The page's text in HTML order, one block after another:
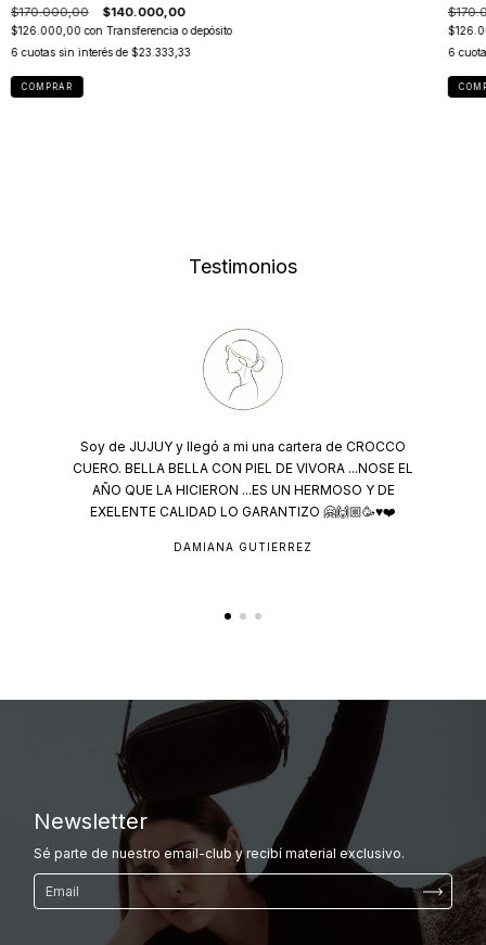
$170.000,00 $140.000,00
$126.000,00con Transferencia o depósito
6 cuotas sin interés de $23.333,33
COMPRAR
6
Testimonios
Soy de JUJUY y llegó a mi una cartera de CROCCO
CUERO. BELLA BELLA CON PIEL DE VIVORA ...NOSE EL
AÑO QUE LA HICIERON ...ES UN HERMOSO Y DE
EXELENTE CALIDAD LO GARANTIZO 🤗🙌🏼🥳♥️❤️
DAMIANA GUTIERREZ
Newsletter
Sé parte de nuestro email-club y recibí material exclusivo.